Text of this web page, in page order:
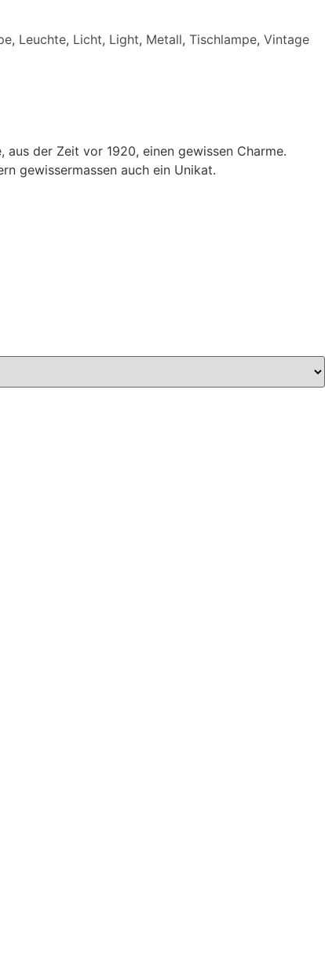
, Leuchte, Licht, Light, Metall, Tischlampe, Vintage
der Zeit vor 1920, einen gewissen Charme.
gewissermassen auch ein Unikat.